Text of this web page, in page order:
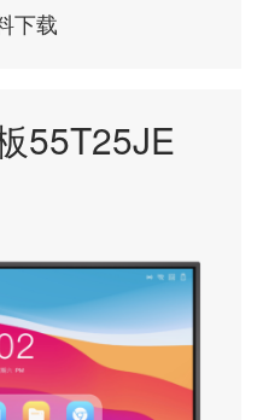
下载
55T25JE